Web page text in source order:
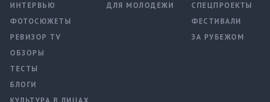
ИНТЕРВЬЮ
ФОТОСЮЖЕТЫ
РЕВИЗОР TV
ОБЗОРЫ
ТЕСТЫ
БЛОГИ
ДЛЯ МОЛОДЕЖИ
СПЕЦПРОЕКТЫ
ФЕСТИВАЛИ
ЗА РУБЕЖОМ